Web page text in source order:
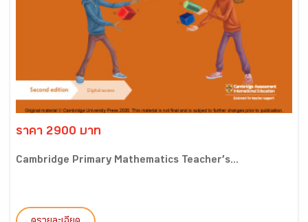
ราคา 2900 บาท
Cambridge Primary Mathematics Teacher’s...